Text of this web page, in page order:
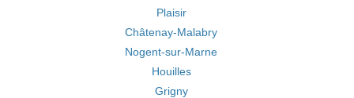
Plaisir
Châtenay-Malabry
Nogent-sur-Marne
Houilles
Grigny